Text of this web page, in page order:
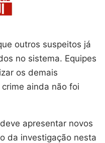
outros suspeitos já
no sistema. Equipes
os demais
ainda não foi
apresentar novos
da investigação nesta